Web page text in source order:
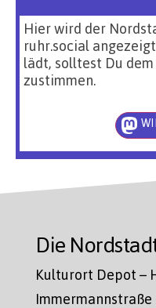
Hier wird der
ruhr.social
lädt, solltest Du
zustimmen.
Die
Kulturort Depot –
Immermannstraße